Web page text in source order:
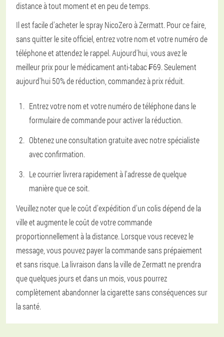
distance à tout moment et en peu de temps.
Il est facile d'acheter le spray NicoZero à Zermatt. Pour ce faire,
sans quitter le site officiel, entrez votre nom et votre numéro de
téléphone et attendez le rappel. Aujourd'hui, vous avez le
meilleur prix pour le médicament anti-tabac ₣69. Seulement
aujourd'hui 50% de réduction, commandez à prix réduit.
Entrez votre nom et votre numéro de téléphone dans le
formulaire de commande pour activer la réduction.
Obtenez une consultation gratuite avec notre spécialiste
avec confirmation.
Le courrier livrera rapidement à l'adresse de quelque
manière que ce soit.
Veuillez noter que le coût d'expédition d'un colis dépend de la
ville et augmente le coût de votre commande
proportionnellement à la distance. Lorsque vous recevez le
message, vous pouvez payer la commande sans prépaiement
et sans risque. La livraison dans la ville de Zermatt ne prendra
que quelques jours et dans un mois, vous pourrez
complètement abandonner la cigarette sans conséquences sur
la santé.